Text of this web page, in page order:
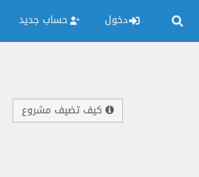
دخول حساب جديد
كيف تضيف مشروع